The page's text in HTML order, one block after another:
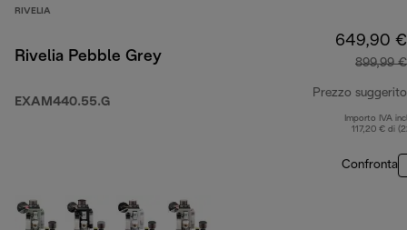
RIVELIA
Rivelia Pebble Grey
EXAM440.55.G
649,90 €
899,99 €
Prezzo suggerito
Importo IVA
117,20 € di
Confronta